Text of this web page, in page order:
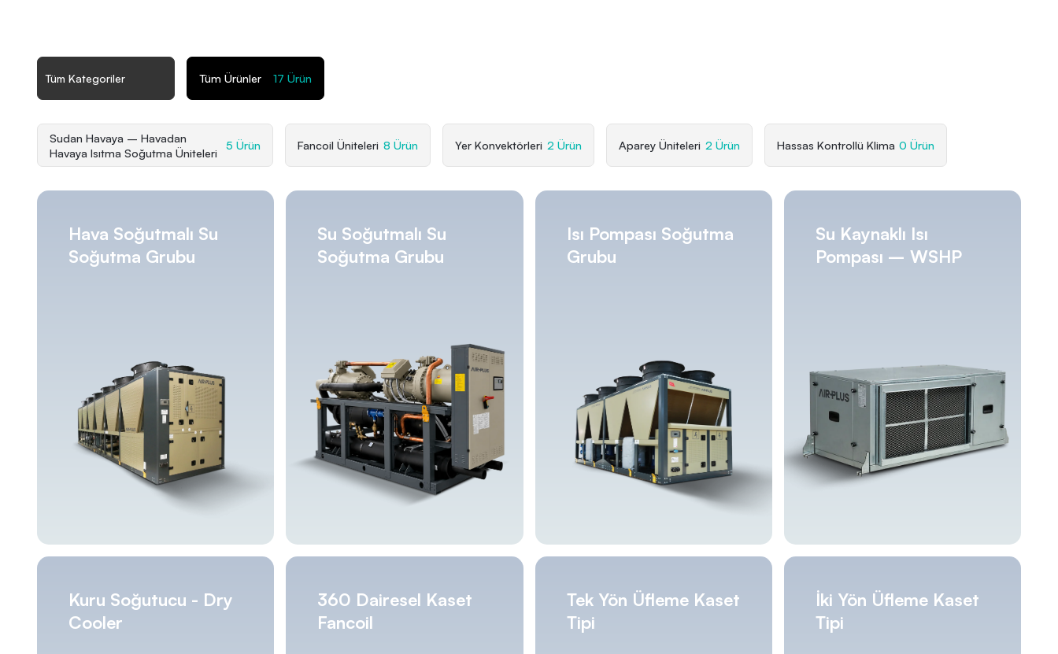
Tüm Kategoriler Tüm Ürünler 17 Ürün
Sudan Havaya – Havadan
Havaya Isıtma Soğutma Üniteleri
5 Ürün Fancoil Üniteleri 8 Ürün Yer Konvektörleri 2 Ürün Aparey Üniteleri 2 Ürün Hassas Kontrollü Klima 0 Ürün
Hava Soğutmalı Su
Soğutma Grubu
Su Soğutmalı Su
Soğutma Grubu
Isı Pompası Soğutma
Grubu
Su Kaynaklı Isı
Pompası – WSHP
Kuru Soğutucu - Dry
Cooler
360 Dairesel Kaset
Fancoil
Tek Yön Üfleme Kaset
Tipi
İki Yön Üfleme Kaset
Tipi